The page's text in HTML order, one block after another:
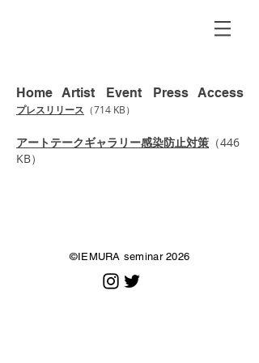
Home Artist Event Press Access
​プレスリリース （714 KB）
アートテークギャラリー感染防止対策 （446
KB）
©IEMURA seminar 2026